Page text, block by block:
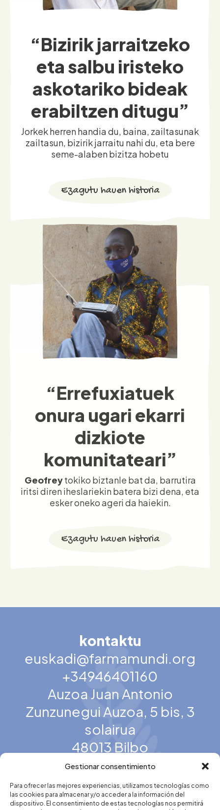
Gestionar consentimiento
Para ofrecer las mejores experiencias, utilizamos tecnologías como
las cookies para almacenar y/o acceder a la información del
dispositivo. El consentimiento de estas tecnologías nos permitirá
“Bizirik jarraitzeko
eta salbu iristeko
askotariko bideak
erabiltzen ditugu”
Jorkek herren handia du, baina, zailtasunak
zailtasun, bizirik jarraitu nahi du, eta bere
seme-alaben bizitza hobetu
Ezagutu hauen historia
“Errefuxiatuek
onura ugari ekarri
dizkiote
komunitateari”
tokiko biztanle bat da, barrutira
iritsi diren iheslariekin batera bizi dena, eta
esker oneko ageri da haiekin.
Ezagutu hauen historia
kontaktu
+34946401160
Auzoa Juan Antonio
Zunzunegui Auzoa, 5 bis, 3
solairua
48013 Bilbo
Ekimena